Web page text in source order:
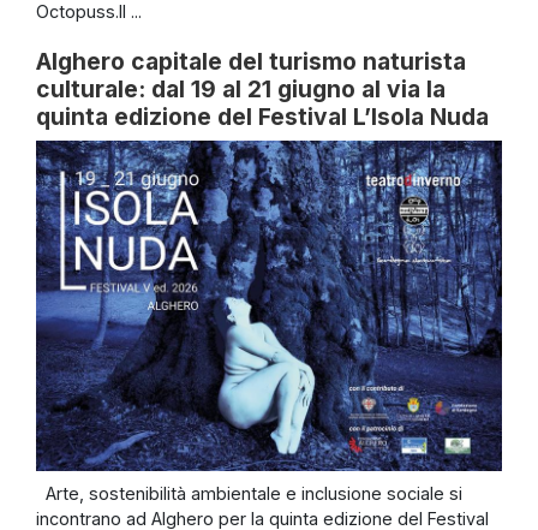
Octopuss.Il ...
Alghero capitale del turismo naturista
culturale: dal 19 al 21 giugno al via la
quinta edizione del Festival L’Isola Nuda
Arte, sostenibilità ambientale e inclusione sociale si
incontrano ad Alghero per la quinta edizione del Festival